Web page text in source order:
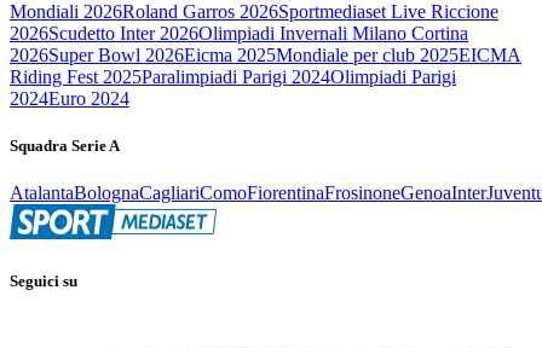
Mondiali 2026Roland Garros 2026Sportmediaset Live Riccione
2026Scudetto Inter 2026Olimpiadi Invernali Milano Cortina
2026Super Bowl 2026Eicma 2025Mondiale per club 2025EICMA
Riding Fest 2025Paralimpiadi Parigi 2024Olimpiadi Parigi
2024Euro 2024
Squadra Serie A
AtalantaBolognaCagliariComoFiorentinaFrosinoneGenoaInter
Seguici su